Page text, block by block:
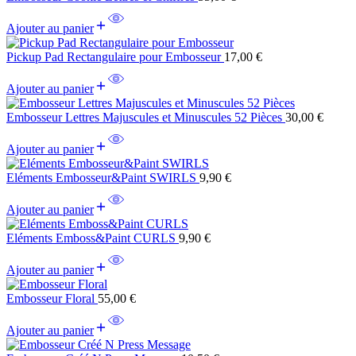
Ajouter au panier
Pickup Pad Rectangulaire pour Embosseur 17,00 €
Ajouter au panier
Embosseur Lettres Majuscules et Minuscules 52 Pièces 30,00 €
Ajouter au panier
Eléments Embosseur&Paint SWIRLS 9,90 €
Ajouter au panier
Eléments Emboss&Paint CURLS 9,90 €
Ajouter au panier
Embosseur Floral 55,00 €
Ajouter au panier